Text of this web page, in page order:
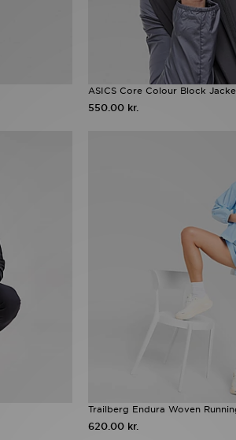
ASICS Core Colour Block
550.00 kr.
Trailberg Endura Woven
620.00 kr.